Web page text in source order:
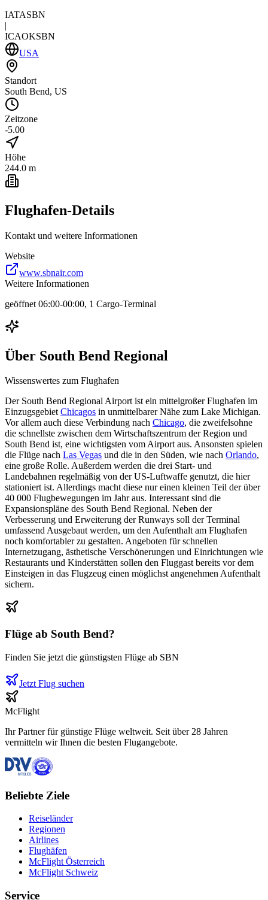
IATASBN
|
ICAOKSBN
USA
Standort
South Bend, US
Zeitzone
-5.00
Höhe
244.0 m
Flughafen-Details
Kontakt und weitere Informationen
Website
www.sbnair.com
Weitere Informationen
geöffnet 06:00-00:00, 1 Cargo-Terminal
Über South Bend Regional
Wissenswertes zum Flughafen
Der South Bend Regional Airport ist ein mittelgroßer Flughafen im
EinzugsgebietChicagos in unmittelbarer Nähe zum Lake Michigan.
Vor allem auch diese Verbindung nach Chicago, die zweifelsohne
die schnellste zwischen dem Wirtschaftszentrum der Region und
South Bend ist, eine wichtigsten vom Airport aus. Ansonsten spielen
die Flüge nach Las Vegas und die in den Süden, wie nach Orlando,
eine große Rolle. Außerdem werden die drei Start- und
Landebahnen regelmäßig von der US-Luftwaffe genutzt, die hier
stationiert ist. Allerdings macht diese nur einen kleinen Teil der über
40 000 Flugbewegungen im Jahr aus. Interessant sind die
Expansionspläne des South Bend Regional. Neben der
Verbesserung und Erweiterung der Runways soll der Terminal
umfassend Ausgebaut werden, um den Aufenthalt am Flughafen
noch komfortabler zu gestalten. Angeboten für schnellen
Internetzugang, ästhetische Verschönerungen und Einrichtungen wie
Restaurants und Kinderstätten sollen den Fluggast bereits vor dem
Einsteigen in das Flugzeug einen möglichst angenehmen Aufenthalt
sichern.
Flüge ab South Bend?
Finden Sie jetzt die günstigsten Flüge ab SBN
Jetzt Flug suchen
McFlight
Ihr Partner für günstige Flüge weltweit. Seit über 28 Jahren
vermitteln wir Ihnen die besten Flugangebote.
Beliebte Ziele
Reiseländer
Regionen
Airlines
Flughäfen
McFlight Österreich
McFlight Schweiz
Service